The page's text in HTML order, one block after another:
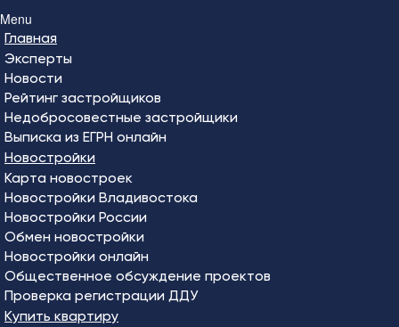
Menu
Главная
Эксперты
Новости
Рейтинг застройщиков
Недобросовестные застройщики
Выписка из ЕГРН онлайн
Новостройки
Карта новостроек
Новостройки Владивостока
Новостройки России
Обмен новостройки
Новостройки онлайн
Общественное обсуждение проектов
Проверка регистрации ДДУ
Купить квартиру